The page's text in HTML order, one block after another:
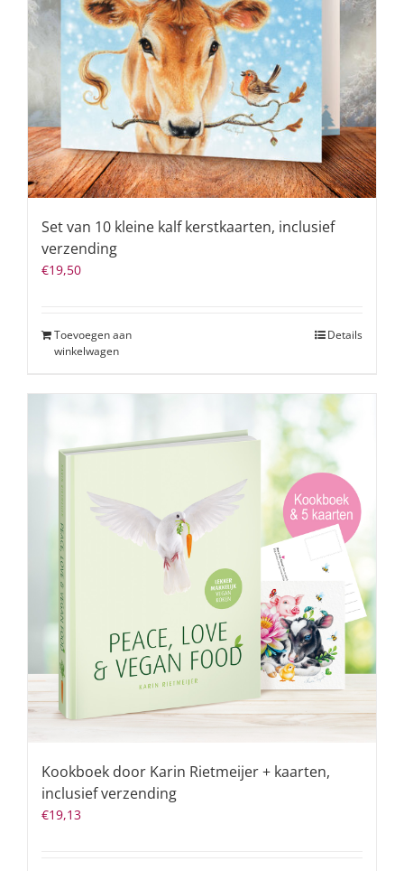
Set van 10 kleine kalf kerstkaarten, inclusief
verzending
€19,50
Toevoegen aan
winkelwagen
Details
Kookboek door Karin Rietmeijer + kaarten,
inclusief verzending
€19,13